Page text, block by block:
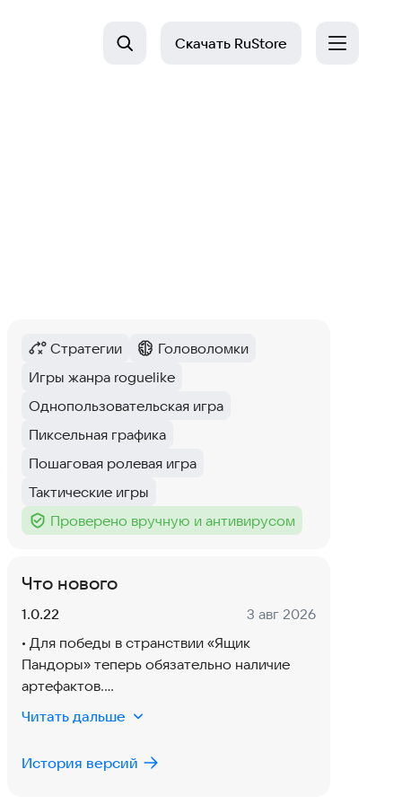
Скачать RuStore
Категория:
Стратегии
Категория:
Головоломки
Тег:
Игры жанра roguelike
Тег:
Однопользовательская игра
Тег:
Пиксельная графика
Тег:
Пошаговая ролевая игра
Тег:
Тактические игры
Тег :
Проверено вручную и антивирусом
Что нового
Версия:
1.0.22 Дата:
3 авг 2026
• Для победы в странствии «Ящик
Пандоры» теперь обязательно наличие
артефактов.
• Само странствие доработано - путь к
финалу стал немного мягче.
теперь учитываются союзники, а опасные
Читать дальше
История версий